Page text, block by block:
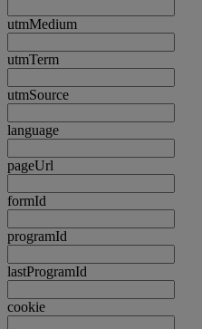
utmMedium
utmTerm
utmSource
language
pageUrl
formId
programId
lastProgramId
cookie